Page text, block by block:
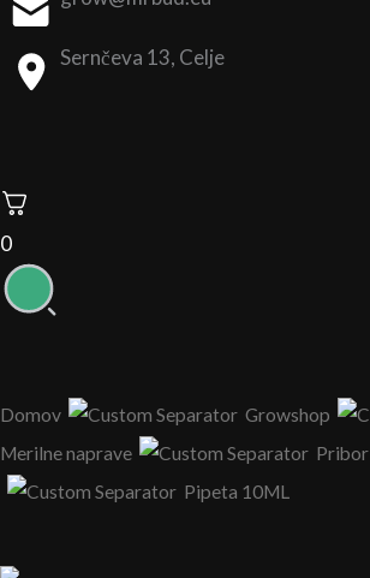
Sernčeva 13, Celje
0
Domov
Growshop
Merilne naprave
Pribor
Pipeta 10ML